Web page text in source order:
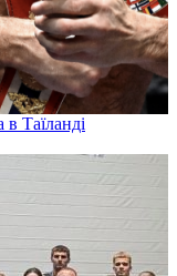
Таїланді